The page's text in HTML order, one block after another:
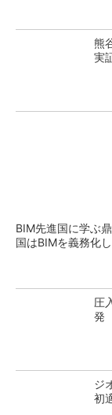
熊
実
BIM先進国に学ぶ
国はBIMを義務化
圧
発
ジ
初